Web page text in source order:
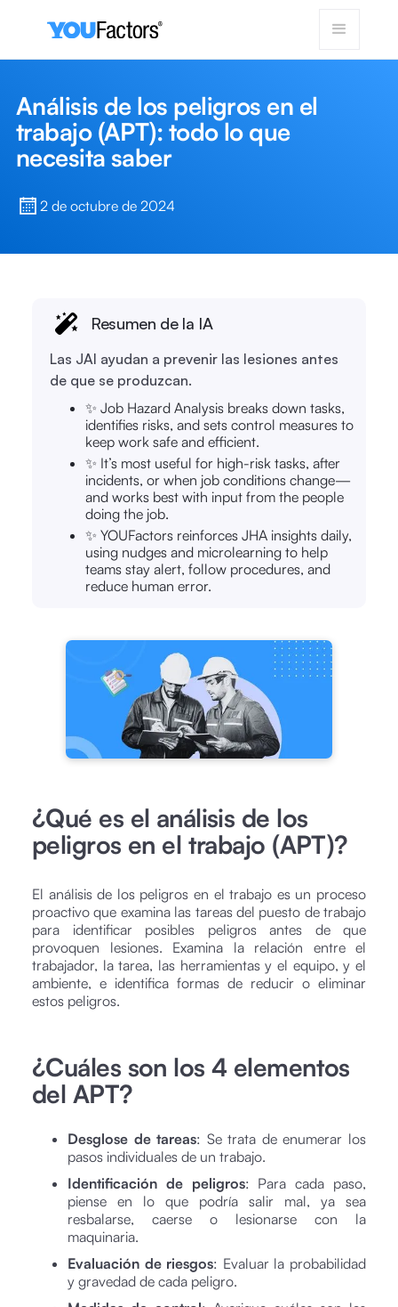
Análisis de los peligros en el
trabajo (APT): todo lo que
necesita saber
2 de octubre de 2024
Resumen de la IA
Las JAI ayudan a prevenir las lesiones antes
de que se produzcan.
✨ Job Hazard Analysis breaks down tasks,
identifies risks, and sets control measures to
keep work safe and efficient.
✨ It’s most useful for high-risk tasks, after
incidents, or when job conditions change—
and works best with input from the people
doing the job.
✨ YOUFactors reinforces JHA insights daily,
using nudges and microlearning to help
teams stay alert, follow procedures, and
reduce human error.
¿Qué es el análisis de los
peligros en el trabajo (APT)?
El análisis de los peligros en el trabajo es un proceso
proactivo que examina las tareas del puesto de trabajo
para identificar posibles peligros antes de que
provoquen lesiones. Examina la relación entre el
trabajador, la tarea, las herramientas y el equipo, y el
ambiente, e identifica formas de reducir o eliminar
estos peligros.
¿Cuáles son los 4 elementos
del APT?
Desglose de tareas: Se trata de enumerar los
pasos individuales de un trabajo.
Identificación de peligros: Para cada paso,
piense en lo que podría salir mal, ya sea
resbalarse, caerse o lesionarse con la
maquinaria.
Evaluación de riesgos: Evaluar la probabilidad
y gravedad de cada peligro.